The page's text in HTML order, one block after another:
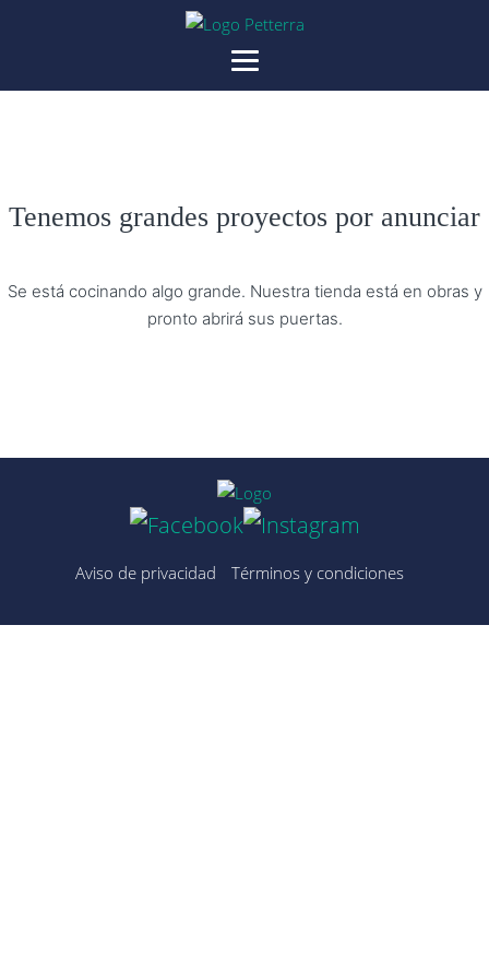
Tenemos grandes proyectos por anunciar
Se está cocinando algo grande. Nuestra tienda está en obras y
pronto abrirá sus puertas.
Aviso de privacidad Términos y condiciones